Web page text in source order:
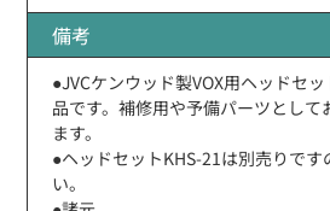
備考
●JVCケンウッド製VOX用ヘッドセ
品です。補修用や予備パーツとして
ます。
●ヘッドセットKHS-21は別売りです
い。